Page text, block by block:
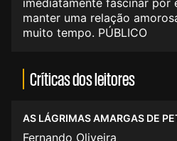
imediatamente fascinar por
manter uma relação
muito tempo. PÚBLICO
Críticas dos leitores
AS LÁGRIMAS AMARGAS DE
Fernando Oliveira